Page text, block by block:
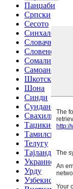
Панџаби
Српски
Сесото
Синхалски
Словачки
Словенечки
Сомалиски
Самоански
Шкотски
Шона
Синди
Сундански
Свахили
Тамилски
Телугу
Тајландски
Украински
Урду
Узбекистански